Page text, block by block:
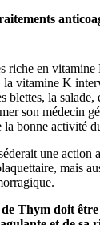
riche en
vitamine K
blettes, la salade,
son médecin
la bonne activité
une action
mais
Thym doit